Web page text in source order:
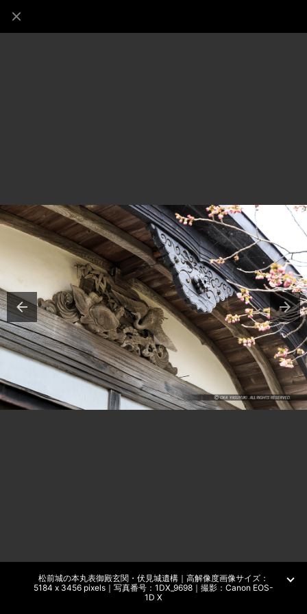
松前城の本丸表御殿玄関・伏見城遺構｜高解像度画像サイズ：
5184 x 3456 pixels｜写真番号：1DX_9698｜撮影：Canon EOS-
1D X